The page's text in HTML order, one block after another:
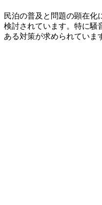
民泊の普及と問題の顕在化
検討されています。特に騒
ある対策が求められていま